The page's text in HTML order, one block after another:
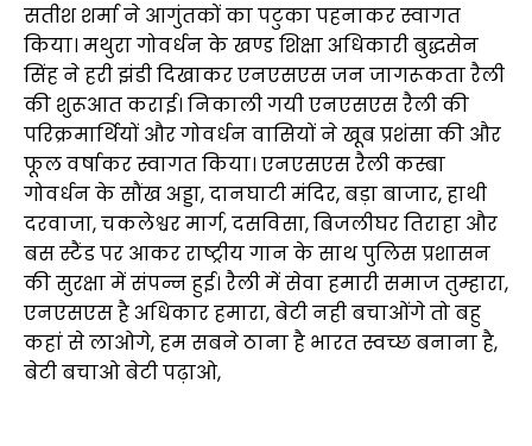
सतीश शर्मा ने आगुंतकों का पटुका पहनाकर स्वागत
किया। मथुरा गोवर्धन के खण्ड शिक्षा अधिकारी बुद्धसेन
सिंह ने हरी झंडी दिखाकर एनएसएस जन जागरूकता रैली
की शुरूआत कराई। निकाली गयी एनएसएस रैली की
परिक्रमार्थियों और गोवर्धन वासियों ने खूब प्रशंसा की और
फूल वर्षाकर स्वागत किया। एनएसएस रैली कस्बा
गोवर्धन के सौंख अड्डा, दानघाटी मंदिर, बड़ा बाजार, हाथी
दरवाजा, चकलेश्वर मार्ग, दसविसा, बिजलीघर तिराहा और
बस स्टैंड पर आकर राष्ट्रीय गान के साथ पुलिस प्रशासन
की सुरक्षा में संपन्न हुई। रैली में सेवा हमारी समाज तुम्हारा,
एनएसएस है अधिकार हमारा, बेटी नही बचाओंगे तो बहु
कहां से लाओगे, हम सबने ठाना है भारत स्वच्छ बनाना है,
बेटी बचाओ बेटी पढ़ाओ,